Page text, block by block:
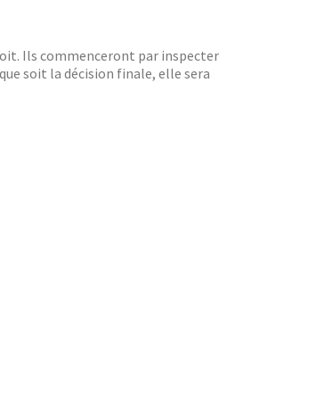
Ils commenceront par inspecter
soit la décision finale, elle sera